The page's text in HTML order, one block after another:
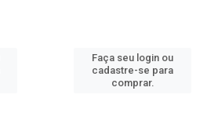
Faça seu login ou
cadastre-se para
comprar.